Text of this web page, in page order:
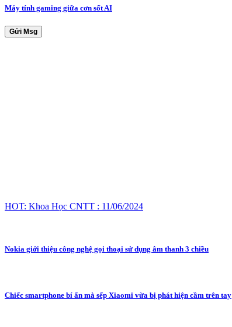
Máy tính gaming giữa cơn sốt AI
Gửi Msg
HOT: Khoa Học CNTT : 11/06/2024
Nokia giới thiệu công nghệ gọi thoại sử dụng âm thanh 3 chiều
Chiếc smartphone bí ẩn mà sếp Xiaomi vừa bị phát hiện cầm trên tay